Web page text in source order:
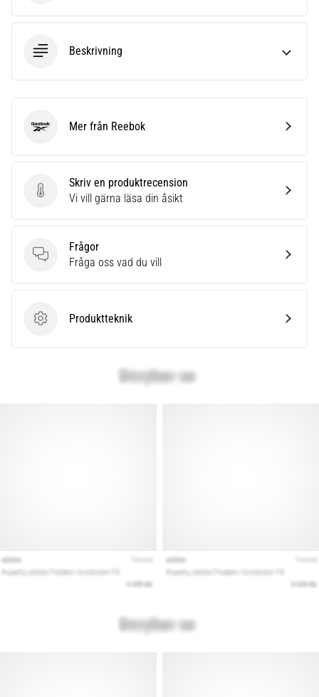
Beskrivning
Skriv en produktrecension
Skriv en produktrecension
Vi vill gärna läsa din åsikt
Frågor
Frågor
Fråga oss vad du vill
ProduktteknikProduktteknik
ReebokMer från Reebok